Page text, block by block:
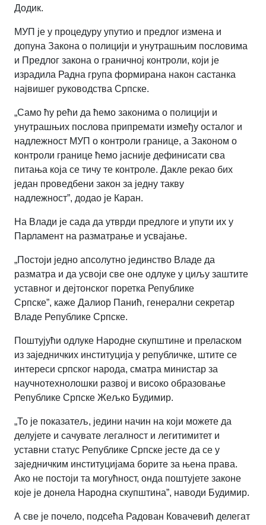
Додик.
МУП је у процедуру упутио и предлог измена и
допуна Закона о полицији и унутрашњим пословима
и Предлог закона о граничној контроли, који је
израдила Радна група формирана након састанка
највишег руководства Српске.
„Само ћу рећи да ћемо законима о полицији и
унутрашњих послова припремати између осталог и
надлежност МУП о контроли границе, а Законом о
контроли границе ћемо јасније дефинисати сва
питања која се тичу те контроле. Дакле рекао бих
један проведбени закон за једну такву
надлежност”, додао је Каран.
На Влади је сада да утврди предлоге и упути их у
Парламент на разматрање и усвајање.
„Постоји једно апсолутно јединство Владе да
разматра и да усвоји све оне одлуке у циљу заштите
уставног и дејтонског поретка Републике
Српске”, каже Далиор Панић, генерални секретар
Владе Републике Српске.
Поштујући одлуке Народне скупштине и преласком
из заједничких институција у републичке, штите се
интереси српског народа, сматра министар за
научнотехнолошки развој и високо образовање
Републике Српске Жељко Будимир.
„То је показатељ, једини начин на који можете да
делујете и сачувате легалност и легитимитет и
уставни статус Републике Српске јесте да се у
заједничким институцијама борите за њена права.
Ако не постоји та могућност, онда поштујете законе
које је донела Народна скупштина”, наводи Будимир.
А све је почело, подсећа Радован Ковачевић делегат